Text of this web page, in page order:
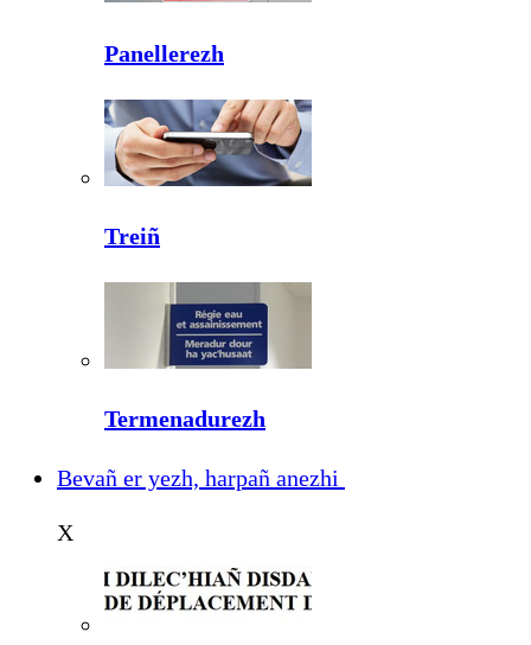
Panellerezh
Treiñ
Termenadurezh
Bevañ er yezh, harpañ anezhi
X